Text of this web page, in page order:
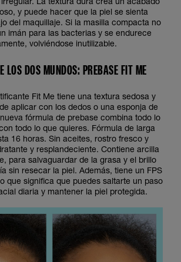
y puede hacer que la piel se sienta
del maquillaje. Si la masilla compacta no
imán para las bacterias y se endurece
volviéndose inutilizable.
LOS DOS MUNDOS: PREBASE FIT ME
Fit Me tiene una textura sedosa y
aplicar con los dedos o una esponja de
fórmula de prebase combina todo lo
todo lo que quieres. Fórmula de larga
16 horas. Sin aceites, rostro fresco y
y resplandeciente. Contiene arcilla
para salvaguardar de la grasa y el brillo
sin resecar la piel. Además, tiene un FPS
que significa que puedes saltarte un paso
diaria y mantener la piel protegida.